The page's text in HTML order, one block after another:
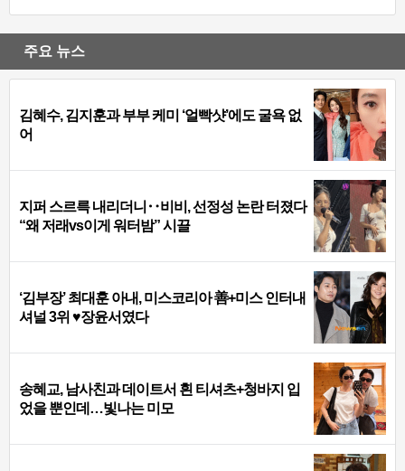
주요 뉴스
김혜수, 김지훈과 부부 케미 ‘얼빡샷’에도 굴욕 없
어
지퍼 스르륵 내리더니‥비비, 선정성 논란 터졌다
“왜 저래vs이게 워터밤” 시끌
‘김부장’ 최대훈 아내, 미스코리아 善+미스 인터내
셔널 3위 ♥장윤서였다
송혜교, 남사친과 데이트서 흰 티셔츠+청바지 입
었을 뿐인데…빛나는 미모